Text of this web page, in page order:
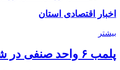
اخبار اقتصادی استان
بیشتر
پلمب ۶ واحد صنفی در شهرستان البرز